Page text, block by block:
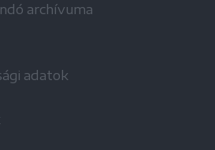
archívuma
adatok